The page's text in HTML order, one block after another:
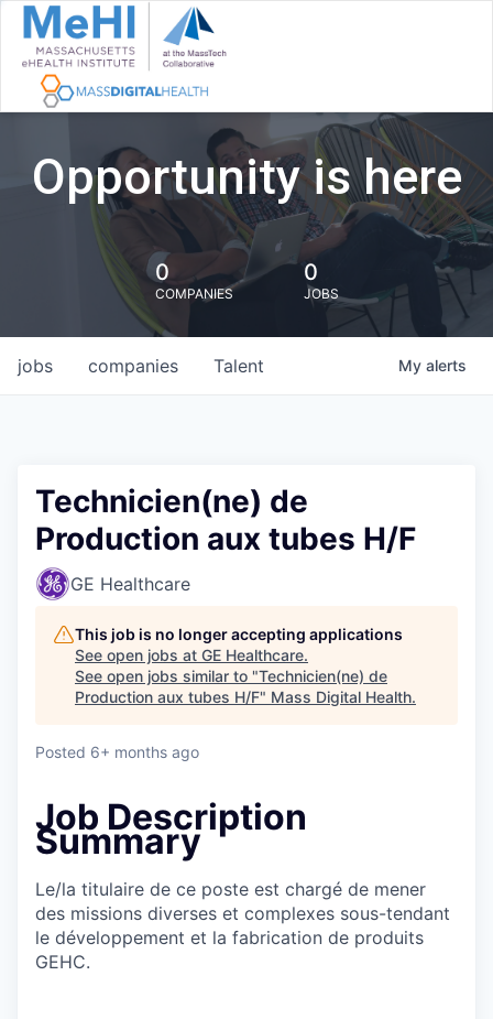
Opportunity is here
0
COMPANIES
0
JOBS
jobs companies Talent My alerts
Technicien(ne) de
Production aux tubes H/F
GE Healthcare
This job is no longer accepting applications
See open jobs at GE Healthcare.
See open jobs similar to "Technicien(ne) de
Production aux tubes H/F" Mass Digital Health.
Posted 6+ months ago
Job Description
Summary
Le/la titulaire de ce poste est chargé de mener
des missions diverses et complexes sous-tendant
le développement et la fabrication de produits
GEHC.